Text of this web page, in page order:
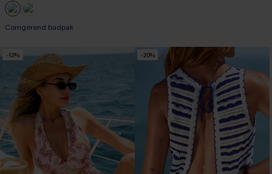
Corrigerend badpak
-12% -20%